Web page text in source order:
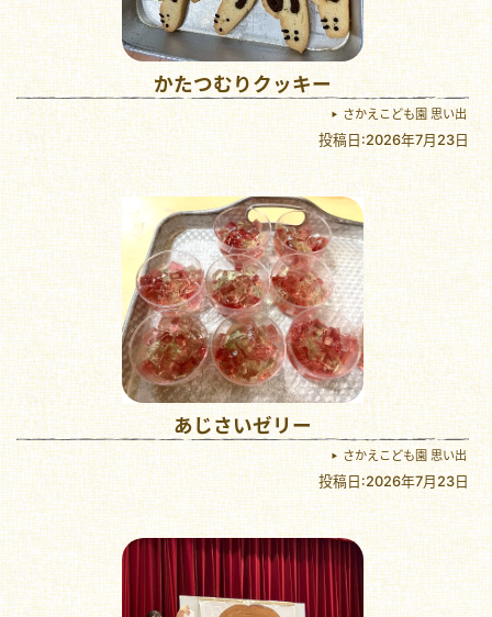
かたつむりクッキー
さかえこども園 思い出
投稿日:2026年7月23日
あじさいゼリー
さかえこども園 思い出
投稿日:2026年7月23日